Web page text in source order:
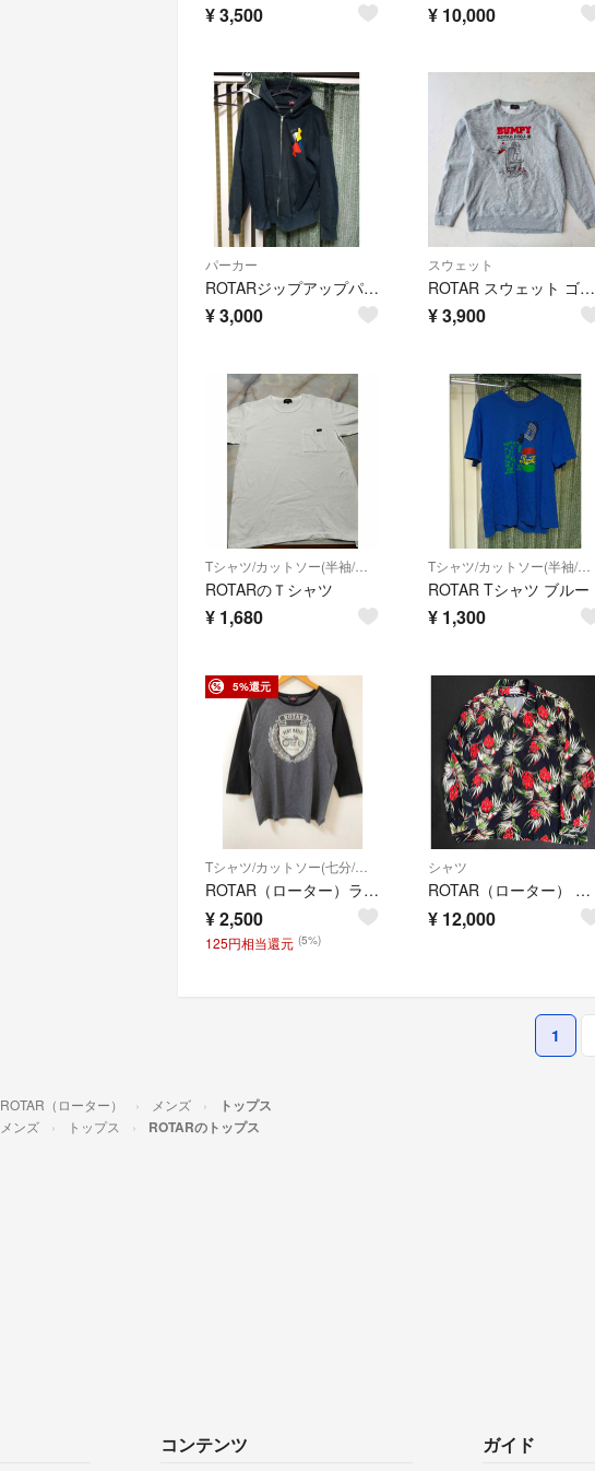
¥3,500 ¥ 10,000
パーカー
ROTARジップアップパーカー 黒
¥3,000
スウェット
ROTAR スウェット ゴリラプリント M（C253）
¥3,900
Tシャツ/カットソー(半袖/袖なし)
ROTARのＴシャツ
¥ 1,680
Tシャツ/カットソー(半袖/袖なし)
ROTAR Tシャツ ブルー
¥ 1,300
5%還元
Tシャツ/カットソー(七分/長袖)
ROTAR（ローター）ラグラン 七分シャツ【E5344-007】
¥2,500
125円相当還元 (5%)
シャツ
ROTAR（ローター） 柄シャツ サイズ L
¥ 12,000
1
ROTAR（ローター） メンズ トップス
メンズ トップス ROTARのトップス
コンテンツ ガイド